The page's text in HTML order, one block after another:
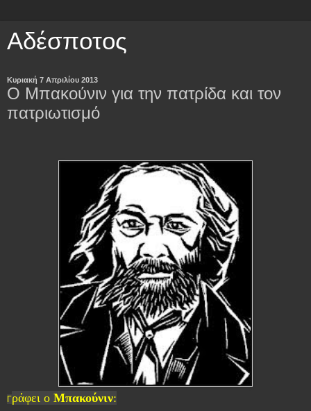
Αδέσποτος
Κυριακή 7 Απριλίου 2013
Ο Μπακούνιν για την πατρίδα και τον
πατριωτισμό
Γράφει ο Μπακούνιν: